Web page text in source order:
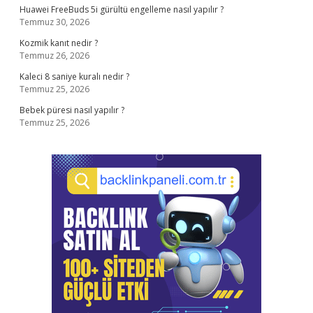
Huawei FreeBuds 5i gürültü engelleme nasıl yapılır ?
Temmuz 30, 2026
Kozmik kanıt nedir ?
Temmuz 26, 2026
Kaleci 8 saniye kuralı nedir ?
Temmuz 25, 2026
Bebek püresi nasıl yapılır ?
Temmuz 25, 2026